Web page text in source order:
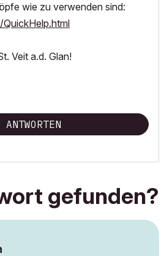
wie zu verwenden sind:
Veit a.d. Glan!
ANTWORTEN
gefunden?